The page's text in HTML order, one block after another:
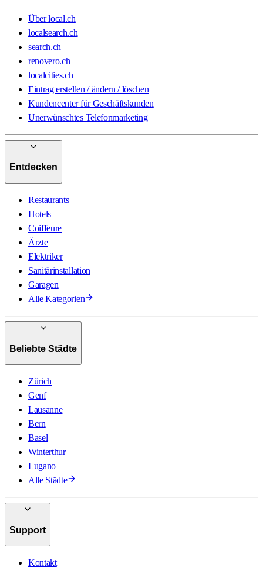
Über local.ch
localsearch.ch
search.ch
renovero.ch
localcities.ch
Eintrag erstellen / ändern / löschen
Kundencenter für Geschäftskunden
Unerwünschtes Telefonmarketing
Entdecken
Restaurants
Hotels
Coiffeure
Ärzte
Elektriker
Sanitärinstallation
Garagen
Alle Kategorien
Beliebte Städte
Zürich
Genf
Lausanne
Bern
Basel
Winterthur
Lugano
Alle Städte
Support
Kontakt